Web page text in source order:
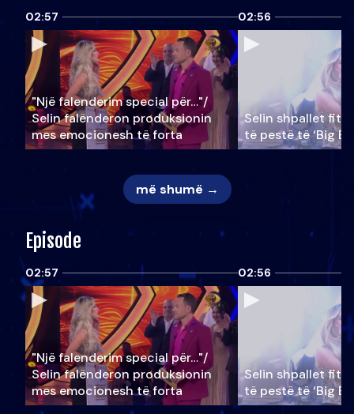
02:57
"Një falenderim special për…"/
Selin falënderon produksionin
mes emocionesh të forta
02:56
Selin shpallet
të pestë të ‘Big
më shumë →
Episode
02:57
"Një falenderim special për…"/
Selin falënderon produksionin
mes emocionesh të forta
02:56
Selin shpallet
të pestë të ‘Big